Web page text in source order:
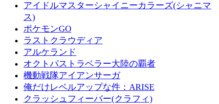
アイドルマスターシャイニーカラーズ(シャニマ
ス)
ポケモンGO
ラストクラウディア
アルケランド
オクトパストラベラー大陸の覇者
機動戦隊アイアンサーガ
俺だけレベルアップな件：ARISE
クラッシュフィーバー(クラフィ)